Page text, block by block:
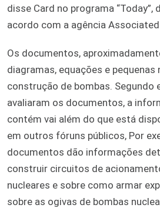
disse Card no programa “Today”,
acordo com a agência Associated
Os documentos,
diagramas, equações e pequenas
construção de bombas. Segundo
avaliaram os documentos, a
contém vai além do que está
em outros fóruns públicos, Por
documentos dão informações
construir circuitos de
nucleares e sobre como armar
sobre as ogivas de bombas